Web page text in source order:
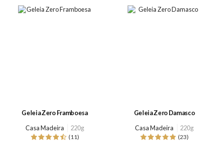
Geleia Zero Framboesa
Casa Madeira
220g
(11)
Geleia Zero Damasco
Casa Madeira
220g
(23)